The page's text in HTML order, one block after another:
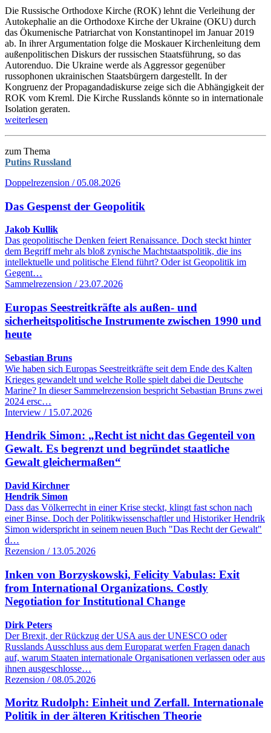
Die Russische Orthodoxe Kirche (ROK) lehnt die Verleihung der
Autokephalie an die Orthodoxe Kirche der Ukraine (OKU) durch
das Ökumenische Patriarchat von Konstantinopel im Januar 2019
ab. In ihrer Argumentation folge die Moskauer Kirchenleitung dem
außenpolitischen Diskurs der russischen Staatsführung, so das
Autorenduo. Die Ukraine werde als Aggressor gegenüber
russophonen ukrainischen Staatsbürgern dargestellt. In der
Kongruenz der Propagandadiskurse zeige sich die Abhängigkeit der
ROK vom Kreml. Die Kirche Russlands könnte so in internationale
Isolation geraten.
weiterlesen
zum Thema
Putins Russland
Doppelrezension / 05.08.2026
Das Gespenst der Geopolitik
Jakob Kullik
Das geopolitische Denken feiert Renaissance. Doch steckt hinter
dem Begriff mehr als bloß zynische Machtstaatspolitik, die ins
intellektuelle und politische Elend führt? Oder ist Geopolitik im
Gegent…
Sammelrezension / 23.07.2026
Europas Seestreitkräfte als außen- und
sicherheitspolitische Instrumente zwischen 1990 und
heute
Sebastian Bruns
Wie haben sich Europas Seestreitkräfte seit dem Ende des Kalten
Krieges gewandelt und welche Rolle spielt dabei die Deutsche
Marine? In dieser Sammelrezension bespricht Sebastian Bruns zwei
2024 ersc…
Interview / 15.07.2026
Hendrik Simon: „Recht ist nicht das Gegenteil von
Gewalt. Es begrenzt und begründet staatliche
Gewalt gleichermaßen“
David Kirchner
Hendrik Simon
Dass das Völkerrecht in einer Krise steckt, klingt fast schon nach
einer Binse. Doch der Politikwissenschaftler und Historiker Hendrik
Simon widerspricht in seinem neuen Buch "Das Recht der Gewalt"
d…
Rezension / 13.05.2026
Inken von Borzyskowski, Felicity Vabulas: Exit
from International Organizations. Costly
Negotiation for Institutional Change
Dirk Peters
Der Brexit, der Rückzug der USA aus der UNESCO oder
Russlands Ausschluss aus dem Europarat werfen Fragen danach
auf, warum Staaten internationale Organisationen verlassen oder aus
ihnen ausgeschlosse…
Rezension / 08.05.2026
Moritz Rudolph: Einheit und Zerfall. Internationale
Politik in der älteren Kritischen Theorie